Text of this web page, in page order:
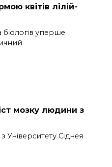
квітів лілій-
уперше
мозку людини з
Університету Сіднея